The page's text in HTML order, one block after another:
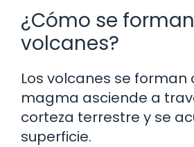
¿Cómo se
volcanes?
Los volcanes se forman
magma asciende a
corteza terrestre y se
superficie.